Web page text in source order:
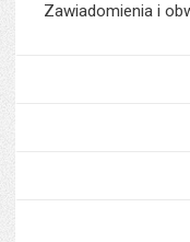
Zawiadomienia i